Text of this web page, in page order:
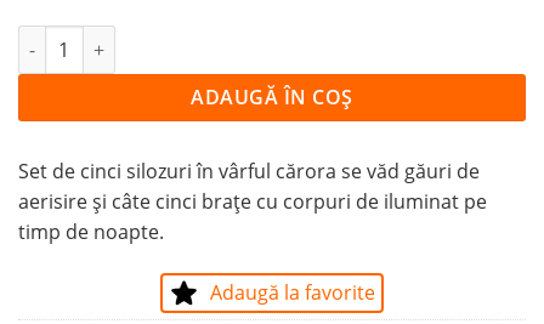
Cantitate Tablou 5 SILOZURI
ADAUGĂ ÎN COȘ
Set de cinci silozuri în vârful cărora se văd găuri de
aerisire și câte cinci brațe cu corpuri de iluminat pe
timp de noapte.
Adaugă la favorite